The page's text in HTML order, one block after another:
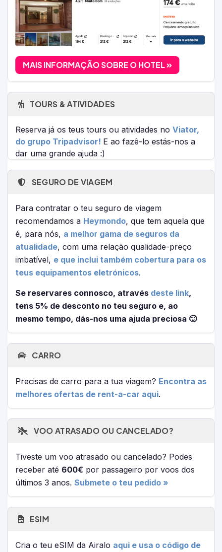
MAIS INFORMAÇÃO SOBRE O HOTEL
TOURS & ATIVIDADES
Reserva já os teus tours ou atividades no Viator,
do grupo Tripadvisor! E ao fazê-lo estás-nos a
dar uma grande ajuda :)
SEGURO DE VIAGEM
Para contratar o teu seguro de viagem
recomendamos a Heymondo, que tem aquela que
é, para nós, a melhor gama de seguros da
atualidade, com uma relação qualidade-preço
imbatível, e que inclui também cobertura para os
teus equipamentos eletrónicos.
Se reservares connosco, através deste link,
tens 5% de desconto no teu seguro e, ao
mesmo tempo, dás-nos uma ajuda preciosa 🙂
CARRO
Precisas de carro para a tua viagem? Encontra as
melhores ofertas de rent-a-car aqui.
VOO ATRASADO OU CANCELADO?
Tiveste um voo atrasado ou cancelado? Podes
receber até 600€ por passageiro por voos dos
últimos 3 anos. Submete o teu pedido »
ESIM
Cria o teu eSIM da Airalo aqui e usa o código de